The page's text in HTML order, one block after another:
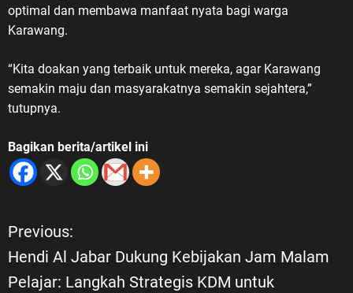
optimal dan membawa manfaat nyata bagi warga
Karawang.
“Kita doakan yang terbaik untuk mereka, agar Karawang
semakin maju dan masyarakatnya semakin sejahtera,”
tutupnya.
Bagikan berita/artikel ini
N
a
Previous:
Hendi Al Jabar Dukung Kebijakan Jam Malam
Pelajar: Langkah Strategis KDM untuk